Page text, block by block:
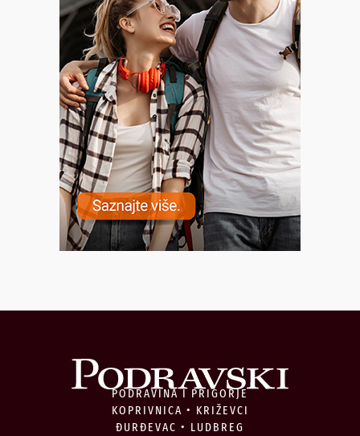
PODRAVINA I PRIGORJE
KOPRIVNICA • KRIŽEVCI
ĐURĐEVAC • LUDBREG